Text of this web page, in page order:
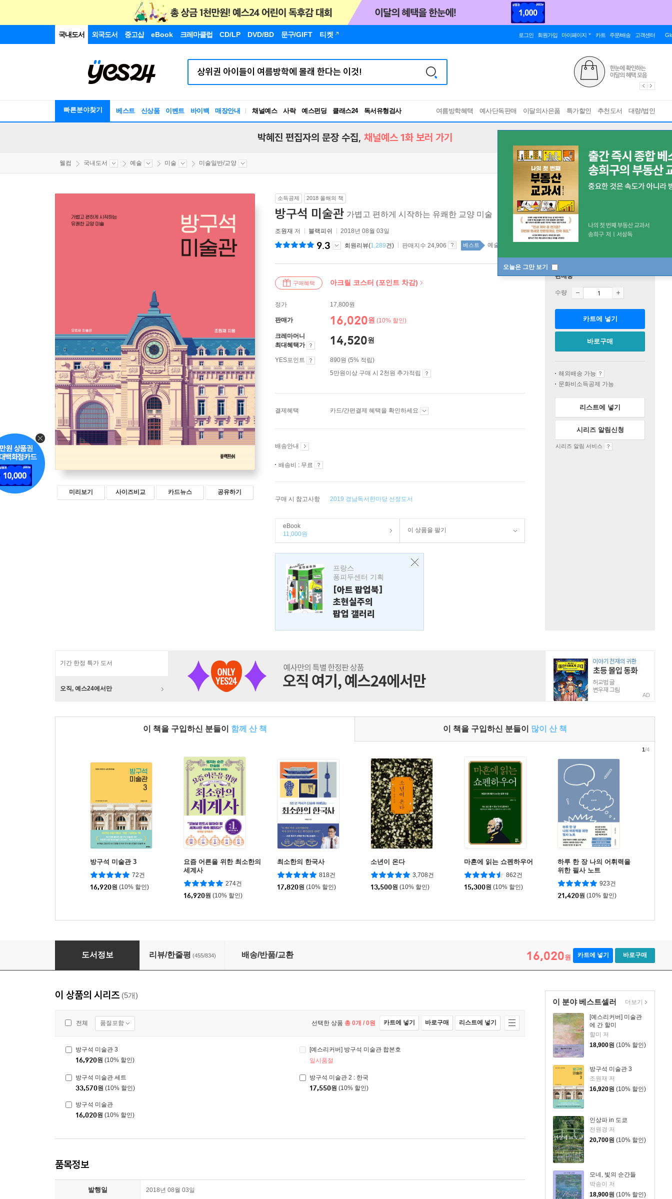
국내도서 외국도서 중고샵 eBook 크레마클럽 CD/LP DVD/BD 문구/GIFT 티켓 로그인 회원가입 마이페이지 카트 주문/배송 고객센터
빠른분야찾기 베스트 신상품 이벤트 바이백 매장안내 채널예스 사락 예스펀딩 클래스24
독서유형검사
RBTI Lab
여름방학혜택 예사단독판매 이달의사은품 특가할인 추천도서 대량/법인
오늘은 그만 보기
박혜진 편집자의 문장 수집, 채널예스 1화 보러 가기
웰컴 국내도서 예술 미술 미술일반/교양
미리보기 사이즈비교 카드뉴스 공유하기
소득공제 2018 올해의 책
방구석 미술관 가볍고 편하게 시작하는 유쾌한 교양 미술
조원재 저 블랙피쉬 2018년 08월 03일
9.3 회원리뷰(1,289건) 판매지수 24,906 베스트 예술 16위
구매혜택 아크릴 코스터 (포인트 차감)
정가 17,800원
판매가 16,020원 (10% 할인)
크레마머니
최대혜택가
14,520원
YES포인트
890원 (5% 적립)
5만원이상 구매 시 2천원 추가적립
결제혜택 카드/간편결제 혜택을 확인하세요
배송안내
배송비 : 무료
구매 시 참고사항 2019 경남독서한마당 선정도서
eBook
11,000원
이 상품을 팔기
프랑스
퐁피두센터 기획
[아트 팝업북]
초현실주의
팝업 갤러리
판매중
수량
카트에 넣기
바로구매
해외배송 가능
문화비소득공제 가능
리스트에 넣기
시리즈 알림신청
시리즈 알림 서비스
기간 한정 특가 도서
오직, 예스24에서만
AD
이 책을 구입하신 분들이 함께 산 책 이 책을 구입하신 분들이 많이 산 책
방구석 미술관 3
72건
16,920원 (10% 할인)
요즘 어른을 위한 최소한의
세계사
274건
16,920원 (10% 할인)
최소한의 한국사
818건
17,820원 (10% 할인)
소년이 온다
3,708건
13,500원 (10% 할인)
마흔에 읽는 쇼펜하우어
862건
15,300원 (10% 할인)
하루 한 장 나의 어휘력을
위한 필사 노트
923건
21,420원 (10% 할인)
1/4
방구석 미술관
도서정보 리뷰/한줄평 (455/834) 배송/반품/교환 16,020원 카트에 넣기 바로구매
이 분야 베스트셀러
[예스리커버] 미술관
에 간 할미
할미 저
18,900원 (10% 할인)
방구석 미술관 3
조원재 저
16,920원 (10% 할인)
인상파 in 도쿄
전원경 저
20,700원 (10% 할인)
모네, 빛의 순간들
박송이 저
18,900원 (10% 할인)
더보기
이 상품의 시리즈 (5개)
전체 품절포함 선택한 상품 총 0개 / 0원 카트에 넣기 바로구매 리스트에 넣기
방구석 미술관 3
16,920원 (10% 할인)
[예스리커버] 방구석 미술관 합본호
일시품절
방구석 미술관 세트
33,570원 (10% 할인)
방구석 미술관 2 : 한국
17,550원 (10% 할인)
방구석 미술관
16,020원 (10% 할인)
품목정보
발행일 2018년 08월 03일